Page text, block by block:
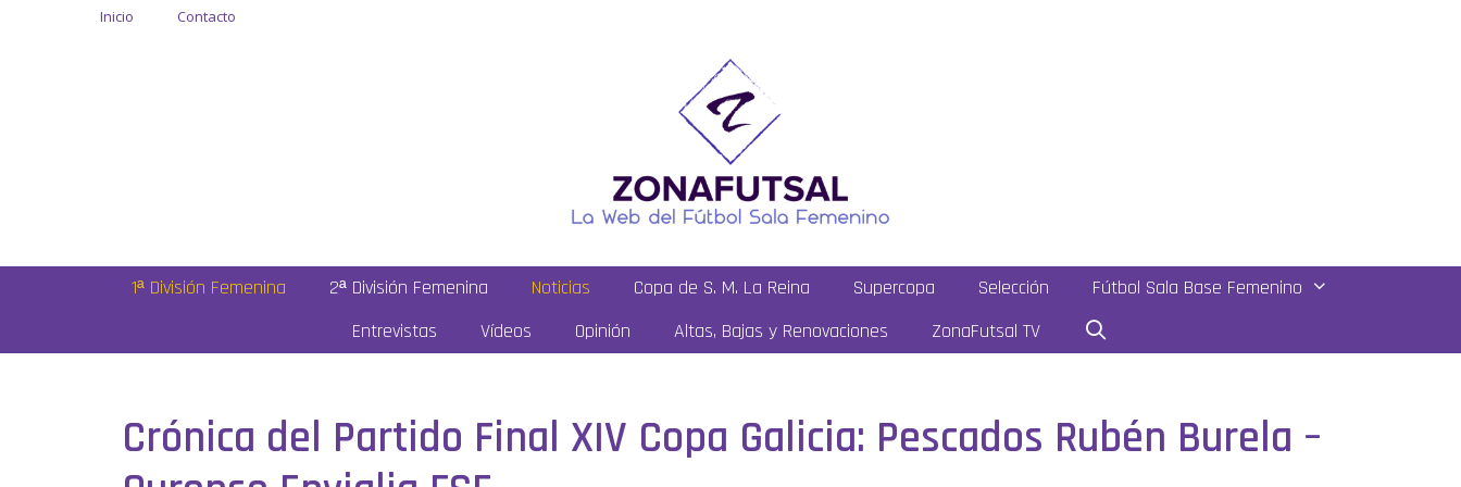
Inicio Contacto
1ª División Femenina 2ª División Femenina Noticias Copa de S. M. La Reina Supercopa Selección
Fútbol Sala Base Femenino
Entrevistas
Vídeos Opinión Altas, Bajas y Renovaciones ZonaFutsal TV
Crónica del Partido Final XIV Copa Galicia: Pescados Rubén Burela –